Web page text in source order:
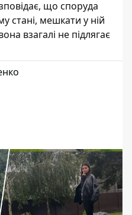
що споруда
стані, мешкати у ній
взагалі не підлягає